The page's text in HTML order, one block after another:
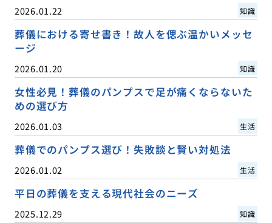
2026.01.22 知識
葬儀における寄せ書き！故人を偲ぶ温かいメッセ
ージ
2026.01.20 知識
女性必見！葬儀のパンプスで足が痛くならないた
めの選び方
2026.01.03 生活
葬儀でのパンプス選び！失敗談と賢い対処法
2026.01.02 生活
平日の葬儀を支える現代社会のニーズ
2025.12.29 知識